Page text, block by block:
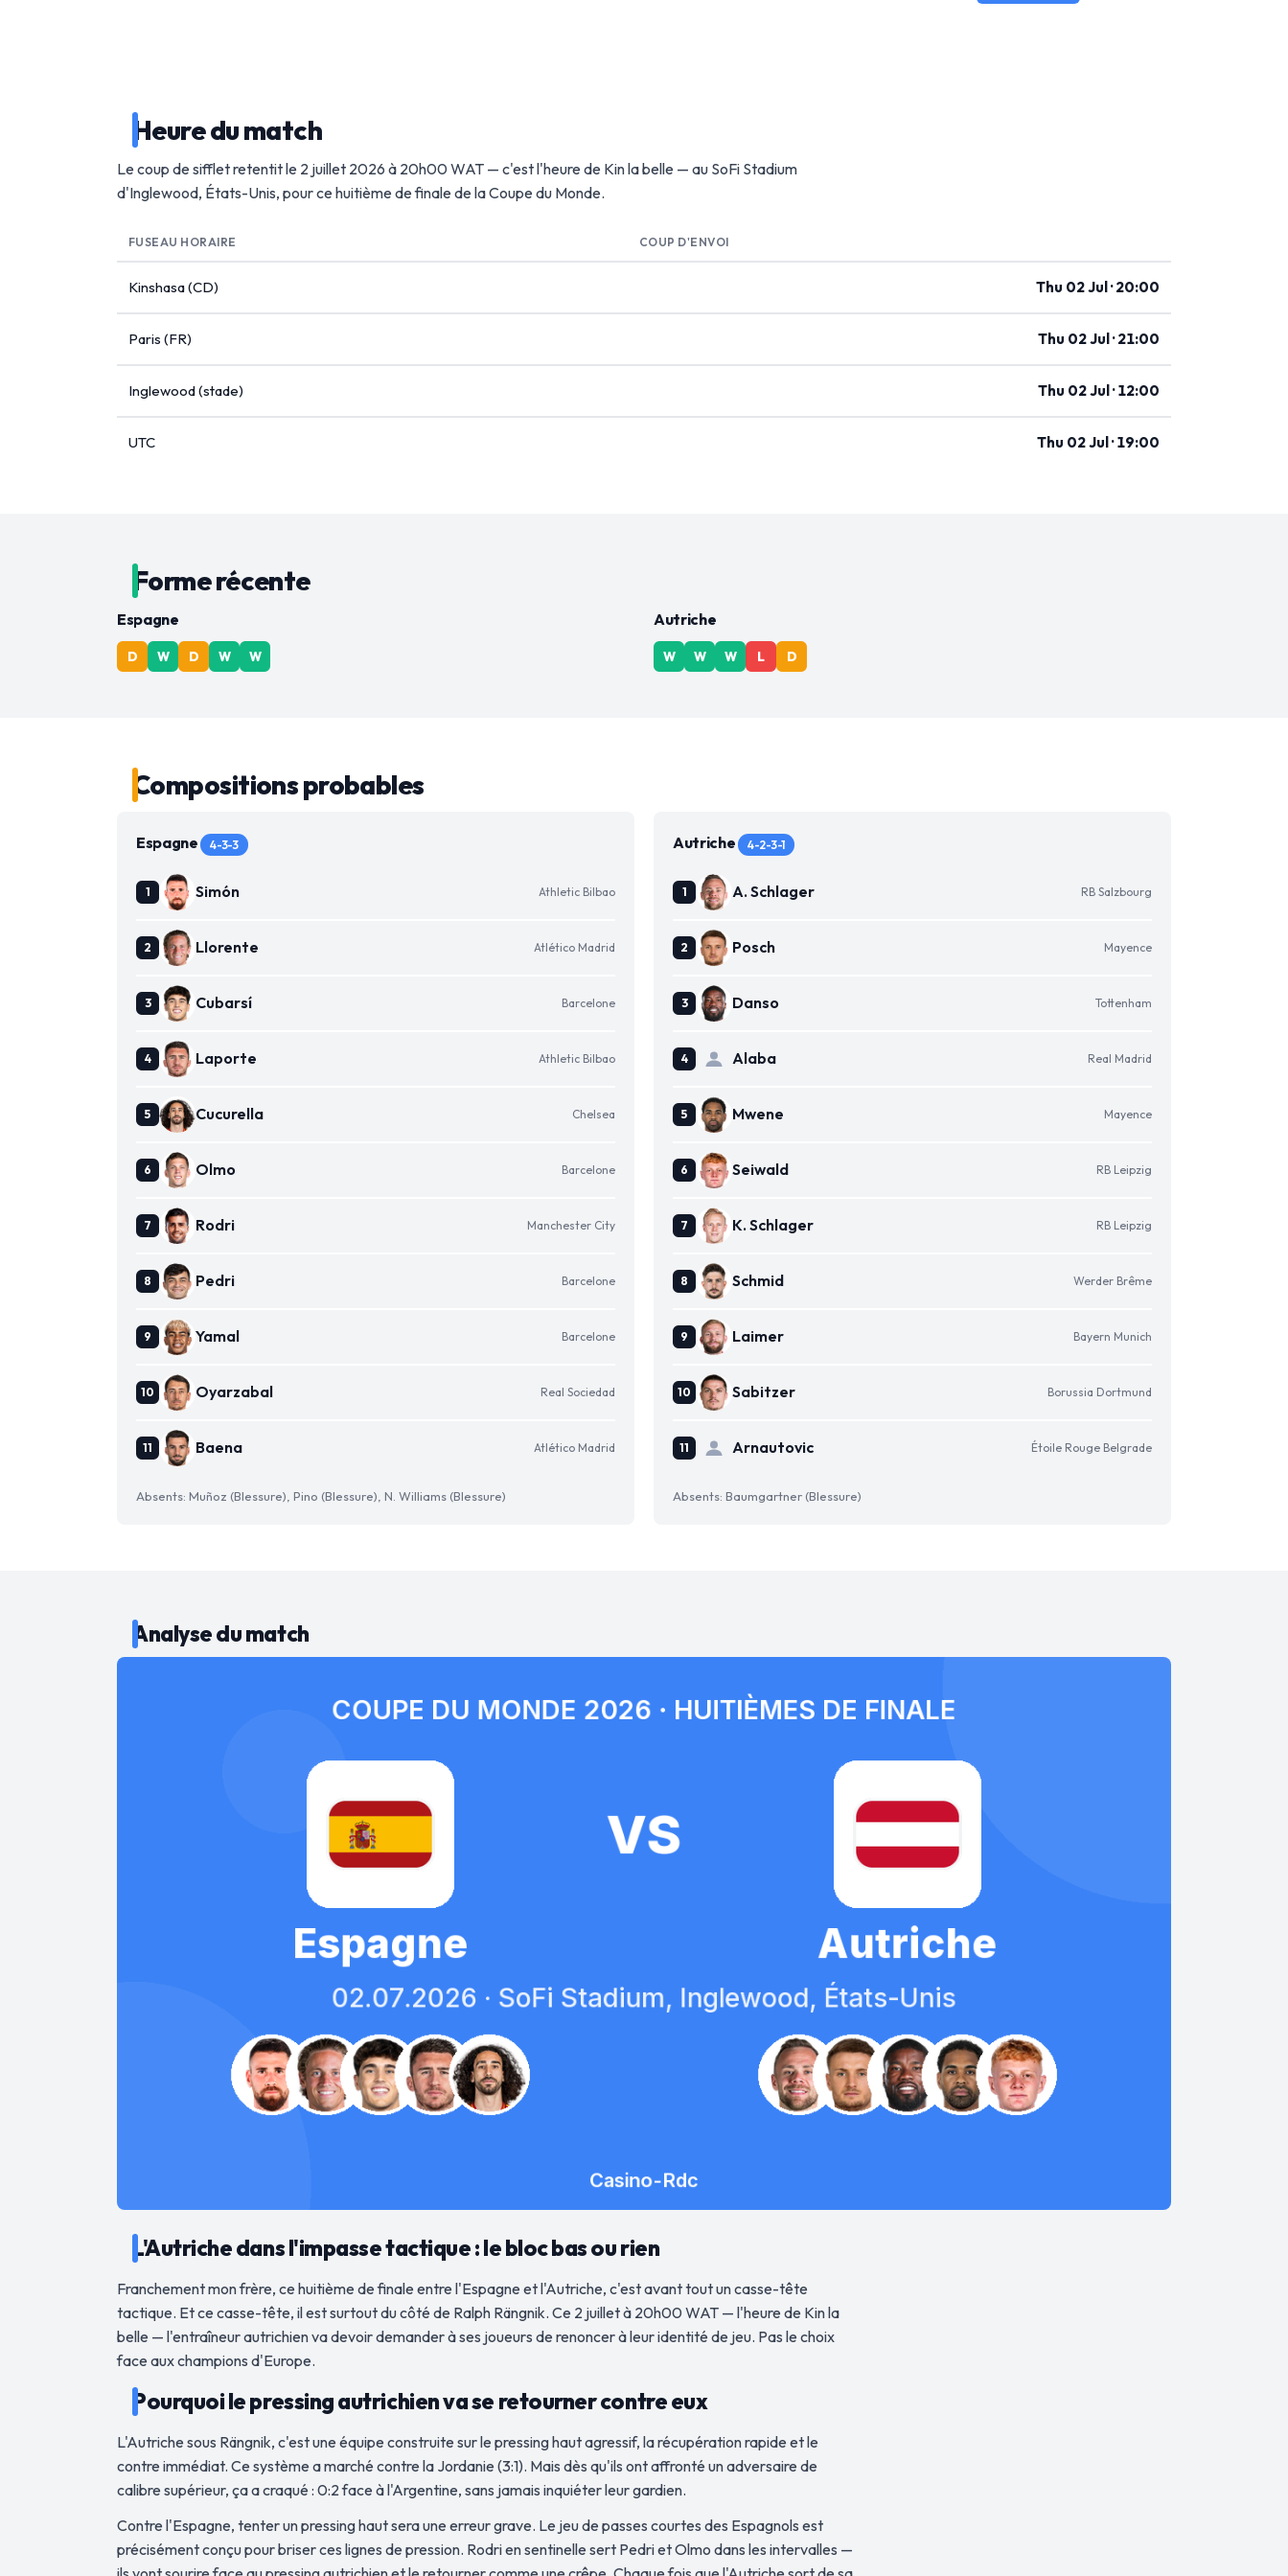
Heure du match
Le coup de sifflet retentit le 2 juillet 2026 à 20h00 WAT — c'est l'heure de Kin la belle — au SoFi Stadium
d'Inglewood, États-Unis, pour ce huitième de finale de la Coupe du Monde.
FUSEAU HORAIRE COUP D'ENVOI
Kinshasa (CD) Thu 02 Jul · 20:00
Paris (FR) Thu 02 Jul · 21:00
Inglewood (stade) Thu 02 Jul · 12:00
UTC Thu 02 Jul · 19:00
Forme récente
Espagne
D W D W W
Autriche
W W W L D
Compositions probables
Espagne 4-3-3
Simón Athletic Bilbao
Llorente Atlético Madrid
Cubarsí Barcelone
Laporte Athletic Bilbao
Cucurella Chelsea
Olmo Barcelone
Rodri Manchester City
Pedri Barcelone
Yamal Barcelone
Oyarzabal Real Sociedad
Baena Atlético Madrid
Absents: Muñoz (Blessure), Pino (Blessure), N. Williams (Blessure)
Autriche 4-2-3-1
A. Schlager RB Salzbourg
Posch Mayence
Danso Tottenham
Alaba Real Madrid
Mwene Mayence
Seiwald RB Leipzig
K. Schlager RB Leipzig
Schmid Werder Brême
Laimer Bayern Munich
Sabitzer Borussia Dortmund
Arnautovic Étoile Rouge Belgrade
Absents: Baumgartner (Blessure)
Analyse du match
L'Autriche dans l'impasse tactique : le bloc bas ou rien
Franchement mon frère, ce huitième de finale entre l'Espagne et l'Autriche, c'est avant tout un casse-tête
tactique. Et ce casse-tête, il est surtout du côté de Ralph Rängnik. Ce 2 juillet à 20h00 WAT — l'heure de Kin la
belle — l'entraîneur autrichien va devoir demander à ses joueurs de renoncer à leur identité de jeu. Pas le choix
face aux champions d'Europe.
Pourquoi le pressing autrichien va se retourner contre eux
L'Autriche sous Rängnik, c'est une équipe construite sur le pressing haut agressif, la récupération rapide et le
contre immédiat. Ce système a marché contre la Jordanie (3:1). Mais dès qu'ils ont affronté un adversaire de
calibre supérieur, ça a craqué : 0:2 face à l'Argentine, sans jamais inquiéter leur gardien.
Contre l'Espagne, tenter un pressing haut sera une erreur grave. Le jeu de passes courtes des Espagnols est
précisément conçu pour briser ces lignes de pression. Rodri en sentinelle sert Pedri et Olmo dans les intervalles —